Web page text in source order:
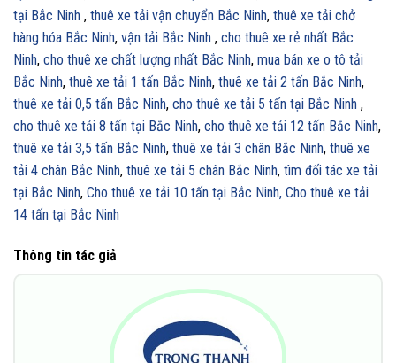
tại Bắc Ninh , thuê xe tải vận chuyển Bắc Ninh, thuê xe tải chở
hàng hóa Bắc Ninh, vận tải Bắc Ninh , cho thuê xe rẻ nhất Bắc
Ninh, cho thuê xe chất lượng nhất Bắc Ninh, mua bán xe o tô tải
Bắc Ninh, thuê xe tải 1 tấn Bắc Ninh, thuê xe tải 2 tấn Bắc Ninh,
thuê xe tải 0,5 tấn Bắc Ninh, cho thuê xe tải 5 tấn tại Bắc Ninh ,
cho thuê xe tải 8 tấn tại Bắc Ninh, cho thuê xe tải 12 tấn Bắc Ninh,
thuê xe tải 3,5 tấn Bắc Ninh, thuê xe tải 3 chân Bắc Ninh, thuê xe
tải 4 chân Bắc Ninh, thuê xe tải 5 chân Bắc Ninh, tìm đối tác xe tải
tại Bắc Ninh, Cho thuê xe tải 10 tấn tại Bắc Ninh, Cho thuê xe tải
14 tấn tại Bắc Ninh
Thông tin tác giả